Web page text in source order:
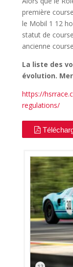
première
le Mobil 1 12
statut de
ancienne
La liste des
évolution.
https://
regulations/